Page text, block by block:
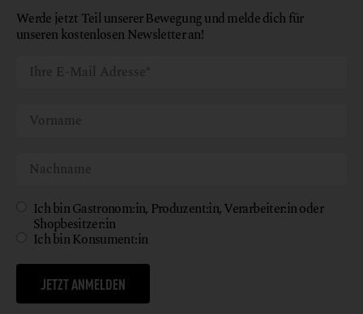
Werde jetzt Teil unserer Bewegung und melde dich für
unseren kostenlosen Newsletter an!
Ich bin Gastronom:in, Produzent:in, Verarbeiter:in oder
Shopbesitzer:in
Ich bin Konsument:in
JETZT ANMELDEN